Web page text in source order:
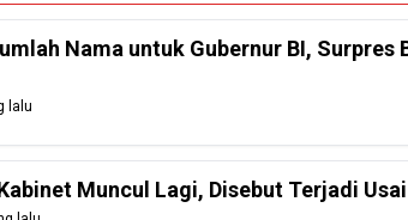
Nama untuk Gubernur BI, Surpres
lalu
Muncul Lagi, Disebut Terjadi Usai